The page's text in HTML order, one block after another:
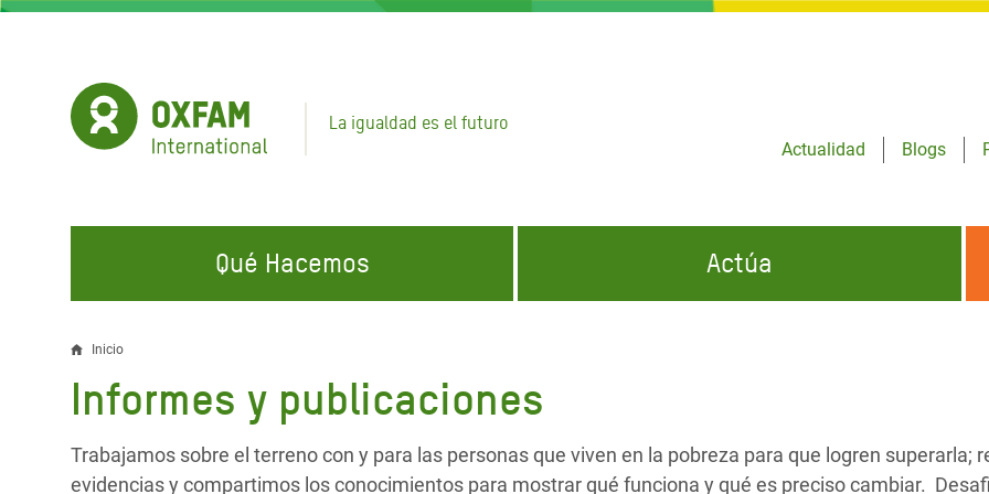
Pasar
La igualdad es el futuro
Actualidad
Blogs
Qué Hacemos
EN QUÉ TRABAJAMOS
Agua y Servicios de
Saneamiento
Alimentación, Crisis Climática,
Gaza Crisis Appeal
Líbano
Actúa
ÚNETE A NUESTRAS CAMPAÑAS
Climate Justice
Únete a Nuestra Comunidad para
enlaces
de
Inicio
Informes y publicaciones
Trabajamos sobre el terreno con y para las personas que viven en la pobreza para que logren superarla;
evidencias y compartimos los conocimientos para mostrar qué funciona y qué es preciso cambiar.